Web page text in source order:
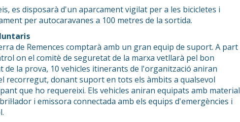
es disposarà d'un aparcament vigilat per a les bicicletes i
per autocaravanes a 100 metres de la sortida.
de Remences comptarà amb un gran equip de suport. A part
on el comitè de seguretat de la marxa vetllarà pel bon
de la prova, 10 vehicles itinerants de l'organització aniran
recorregut, donant suport en tots els àmbits a qualsevol
que ho requereixi. Els vehicles aniran equipats amb material
i emissora connectada amb els equips d'emergències i